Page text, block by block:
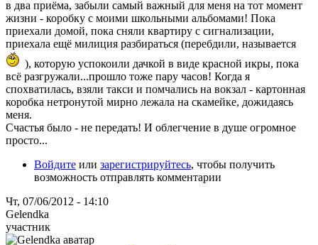
в два приёма, забыли самый важный для меня на тот момент
жизни - коробку с моими школьными альбомами! Пока
приехали домой, пока сняли квартиру с сигнализации,
приехала ещё милиция разбираться (перебдили, называется
), которую успокоили дачкой в виде красной икры, пока
всё разгружали...прошло тоже пару часов! Когда я
спохватилась, взяли такси и помчались на вокзал - картонная
коробка нетронутой мирно лежала на скамейке, дожидаясь
меня.
Счастья было - не передать! И облегчение в душе огромное
просто...
Войдите или зарегистрируйтесь, чтобы получить
возможность отправлять комментарии
Чт, 07/06/2012 - 14:10
Gelendka
участник